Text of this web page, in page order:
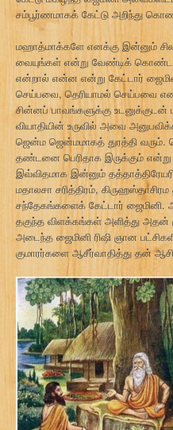
சம்பூர்ணமாகக் கேட்டு அறிந்து
மஹாத்மாக்களே எனக்கு இன்னும்
வையுங்கள் என்று வேண்டிக்
என்றால் என்ன என்று கேட்டார்
செய்பவை, தெரியாமல் செய்பவை
சின்னப் பாவங்களுக்கு
வியாதியின் உருவில் அவை
ஜென்ம ஜென்மமாகத் துரத்தி வரும்.
தண்டனை பெரிதாக இருக்கும் என்று
இவ்விதமாக இன்னும்
மதாலசா சரித்திரம்,
சந்தேகங்களைக் கேட்டார்
தகுந்த விளக்கங்கள் அளித்து அதன்
அடைந்த ஜைமினி ரிஷி ஞான
குமாரர்களை ஆசீர்வாதித்து தன்